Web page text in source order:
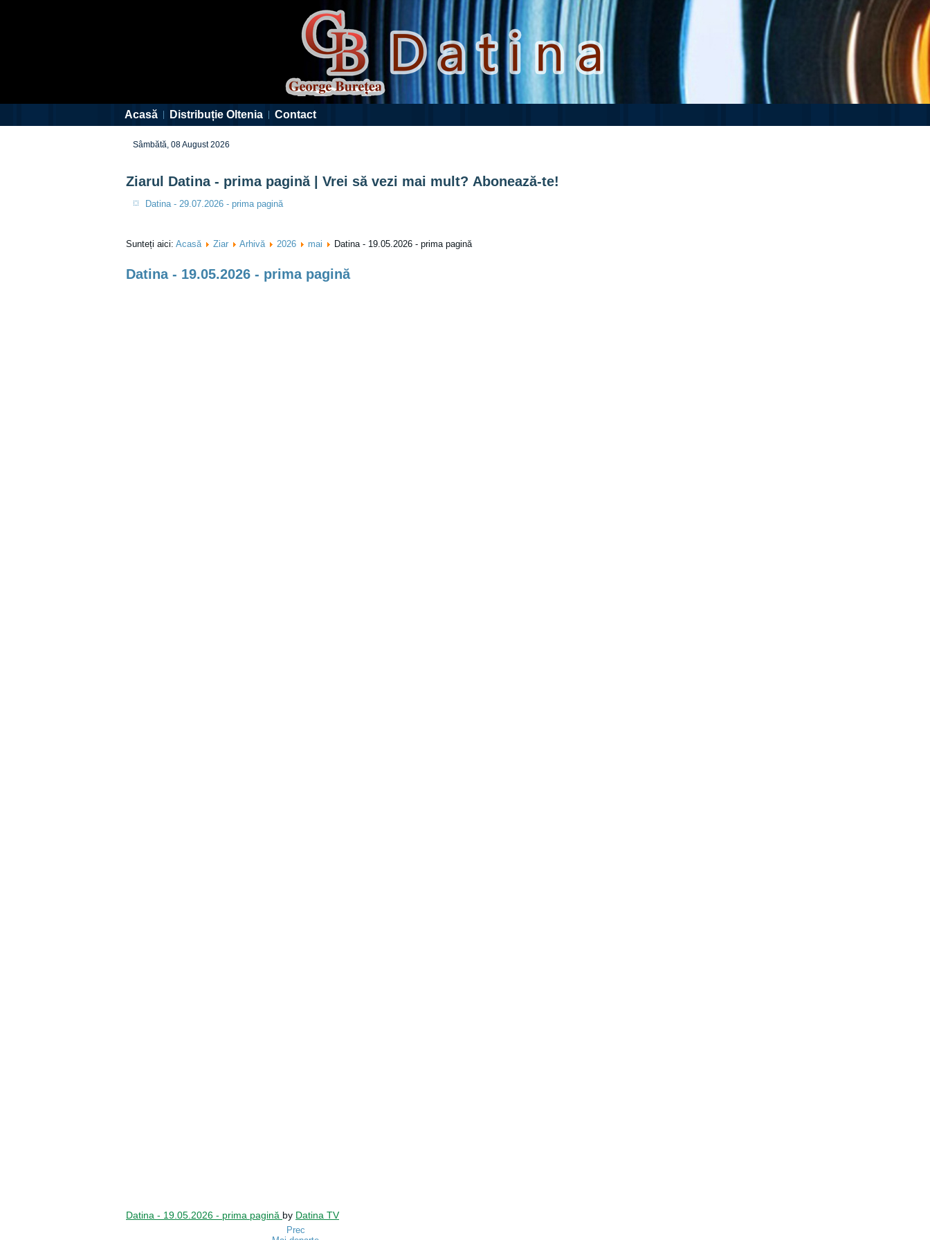
Acasă Distribuție Oltenia Contact
Sâmbătă, 08 August 2026
Ziarul Datina - prima pagină | Vrei să vezi mai mult? Abonează-te!
Datina - 29.07.2026 - prima pagină
Sunteți aici: Acasă Ziar Arhivă 2026 mai Datina - 19.05.2026 - prima pagină
Datina - 19.05.2026 - prima pagină
Datina - 19.05.2026 - prima pagină by Datina TV
Prec